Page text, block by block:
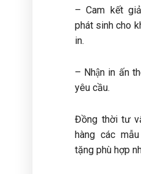
– Cam kết
phát sinh cho
in.
– Nhận in ấn
yêu cầu.
Đồng thời tư
hàng các
tặng phù hợp